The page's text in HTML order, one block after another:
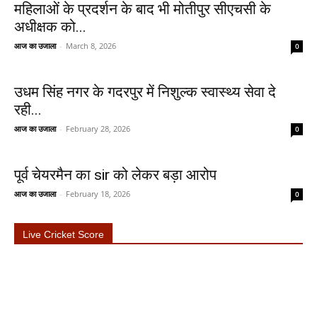
महिलाओं के प्रदर्शन के बाद भी मोतीपुर सीएचसी के
अधीक्षक को...
आज का उजाला - March 8, 2026 0
उधम सिंह नगर के गदरपुर में निशुल्क स्वास्थ्य सेवा दे
रही...
आज का उजाला - February 28, 2026 0
पूर्व चेयरमैन का sir को लेकर बड़ा आरोप
आज का उजाला - February 18, 2026 0
Live Cricket Score